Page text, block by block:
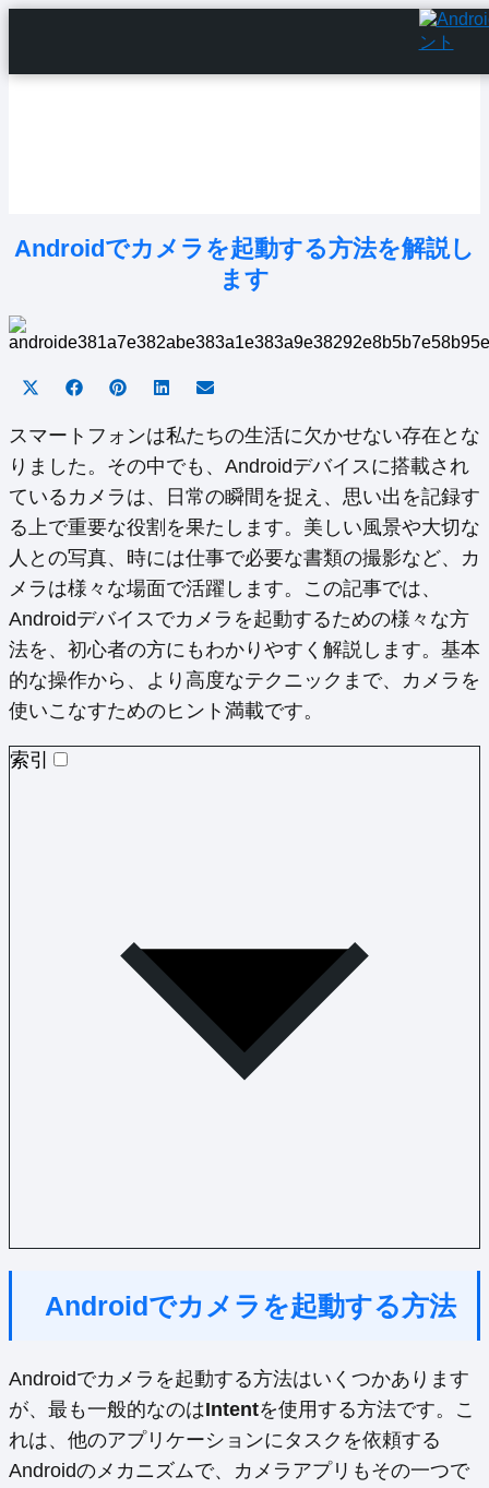
Androidでカメラを起動する方法を解説し
ます
Share
X
(Twitter)
Share
Facebook
Share
Pinterest
Share
LinkedInEmail
スマートフォンは私たちの生活に欠かせない存在とな
りました。その中でも、Androidデバイスに搭載され
ているカメラは、日常の瞬間を捉え、思い出を記録す
る上で重要な役割を果たします。美しい風景や大切な
人との写真、時には仕事で必要な書類の撮影など、カ
メラは様々な場面で活躍します。この記事では、
Androidデバイスでカメラを起動するための様々な方
法を、初心者の方にもわかりやすく解説します。基本
的な操作から、より高度なテクニックまで、カメラを
使いこなすためのヒント満載です。
索引
Androidでカメラを起動する方法
Androidでカメラを起動する方法はいくつかあります
が、最も一般的なのはIntentを使用する方法です。こ
れは、他のアプリケーションにタスクを依頼する
Androidのメカニズムで、カメラアプリもその一つで